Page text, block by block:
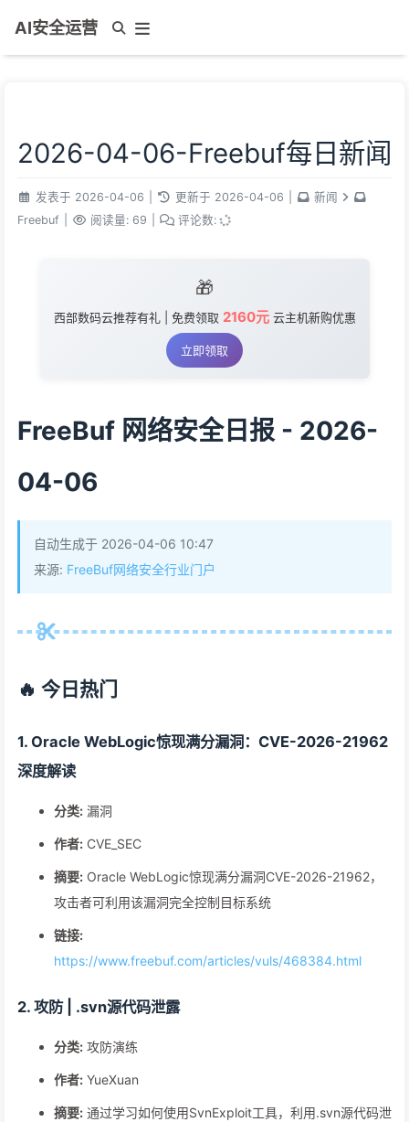
AI安全运营
2026-04-06-Freebuf每日新闻
发表于 2026-04-06 更新于 2026-04-06
新闻
Freebuf
阅读量: 69 评论数:
🎁
西部数码云推荐有礼 | 免费领取 2160元云主机新购优惠
立即领取
FreeBuf 网络安全日报 - 2026-
04-06
自动生成于 2026-04-06 10:47
来源: FreeBuf网络安全行业门户
🔥 今日热门
1. Oracle WebLogic惊现满分漏洞：CVE-2026-21962
深度解读
分类: 漏洞
作者: CVE_SEC
摘要: Oracle WebLogic惊现满分漏洞CVE-2026-21962，
攻击者可利用该漏洞完全控制目标系统
链接:
https://www.freebuf.com/articles/vuls/468384.html
2. 攻防 | .svn源代码泄露
分类: 攻防演练
作者: YueXuan
摘要: 通过学习如何使用SvnExploit工具，利用.svn源代码泄